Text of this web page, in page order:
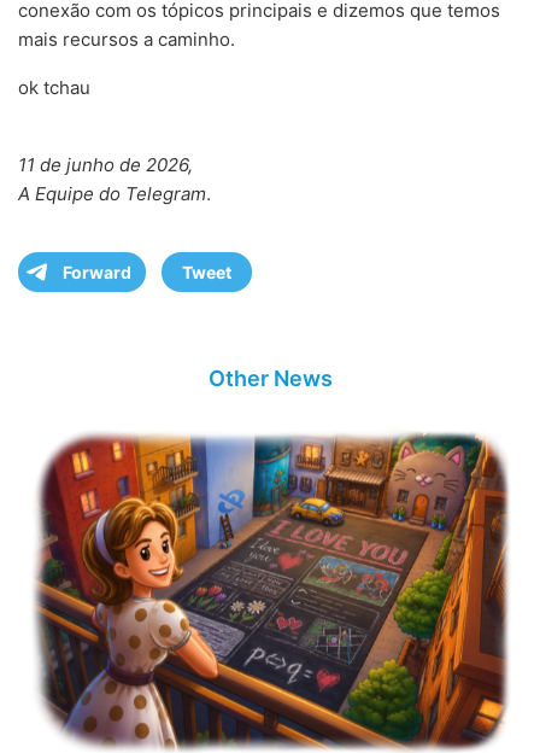
conexão com os tópicos principais e dizemos que temos
mais recursos a caminho.
ok tchau
11 de junho de 2026,
A Equipe do Telegram.
Forward Tweet
Other News